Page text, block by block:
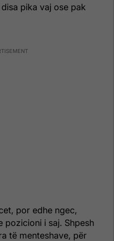
pika vaj ose pak
por edhe ngec,
pozicioni i saj. Shpesh
të menteshave, për